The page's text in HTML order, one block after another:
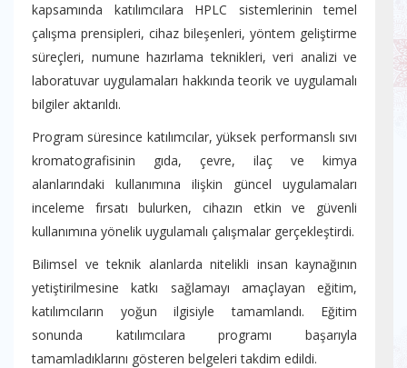
kapsamında katılımcılara HPLC sistemlerinin temel
çalışma prensipleri, cihaz bileşenleri, yöntem geliştirme
süreçleri, numune hazırlama teknikleri, veri analizi ve
laboratuvar uygulamaları hakkında teorik ve uygulamalı
bilgiler aktarıldı.
Program süresince katılımcılar, yüksek performanslı sıvı
kromatografisinin gıda, çevre, ilaç ve kimya
alanlarındaki kullanımına ilişkin güncel uygulamaları
inceleme fırsatı bulurken, cihazın etkin ve güvenli
kullanımına yönelik uygulamalı çalışmalar gerçekleştirdi.
Bilimsel ve teknik alanlarda nitelikli insan kaynağının
yetiştirilmesine katkı sağlamayı amaçlayan eğitim,
katılımcıların yoğun ilgisiyle tamamlandı. Eğitim
sonunda katılımcılara programı başarıyla
tamamladıklarını gösteren belgeleri takdim edildi.